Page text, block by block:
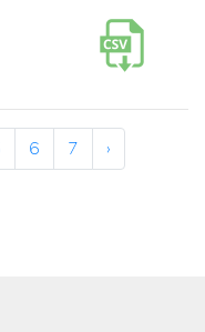
6 7 ›